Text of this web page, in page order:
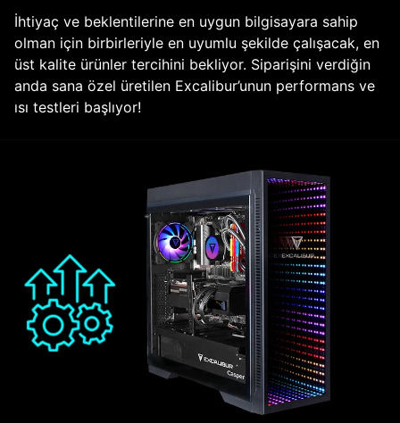
İhtiyaç ve beklentilerine en uygun bilgisayara sahip
olman için birbirleriyle en uyumlu şekilde çalışacak, en
üst kalite ürünler tercihini bekliyor. Siparişini verdiğin
anda sana özel üretilen Excalibur’unun performans ve
ısı testleri başlıyor!